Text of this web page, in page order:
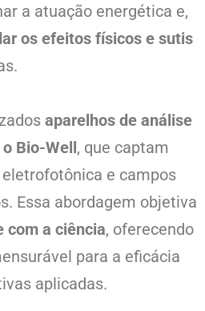
a atuação energética e,
os efeitos físicos e sutis
aparelhos de análise
Bio-Well, que captam
e campos
Essa abordagem objetiva
com a ciência, oferecendo
para a eficácia
aplicadas.